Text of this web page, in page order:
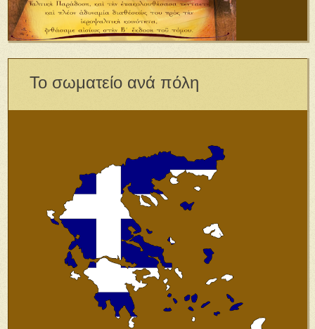
Το σωματείο ανά πόλη